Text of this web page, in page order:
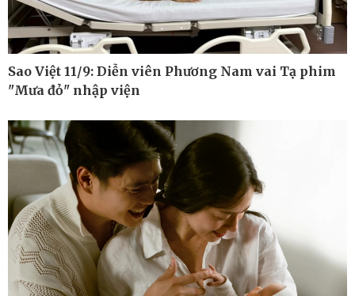
Bất động sản
Khởi nghiệp
Giá vàng
Tiêu dùng
Tỷ giá
Chứng khoán
Giá cà phê
Sao Việt 11/9: Diễn viên Phương Nam vai Tạ phim
"Mưa đỏ" nhập viện